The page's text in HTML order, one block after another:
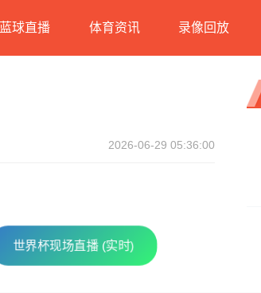
蓝球直播 体育资讯 录像回放
2026-06-29 05:36:00
世界杯现场直播 (实时)